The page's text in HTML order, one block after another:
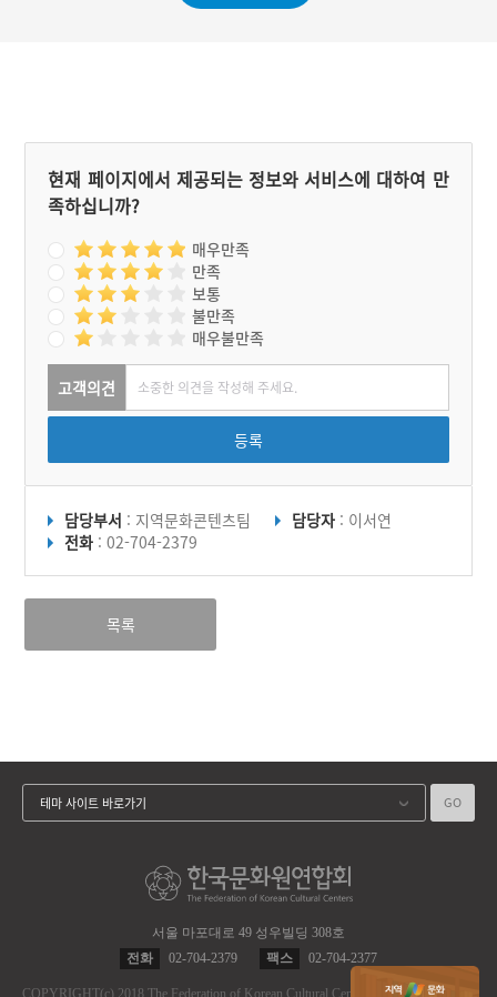
현재 페이지에서 제공되는 정보와 서비스에 대하여 만
족하십니까?
매우만족
만족
보통
불만족
매우불만족
고객의견
등록
담당부서 : 지역문화콘텐츠팀 담당자 : 이서연
전화 : 02-704-2379
목록
서울 마포대로 49 성우빌딩 308호
전화
02-704-2379 팩스 02-704-2377
테마 사이트 바로가기 GO